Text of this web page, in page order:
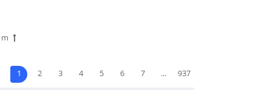
1 2 3 4 5 6 7 ... 937